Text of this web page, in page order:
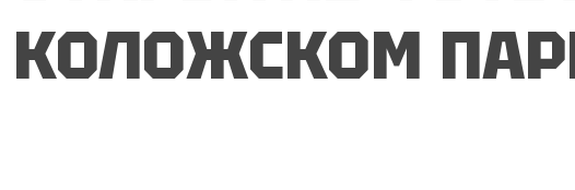
КОЛОЖСКОМ